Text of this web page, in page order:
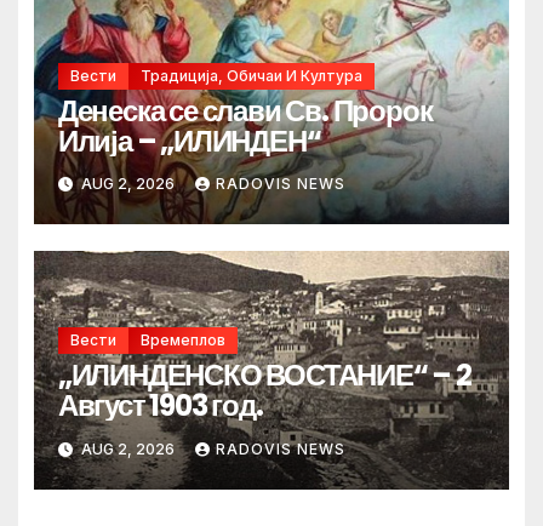
Вести Традиција, Обичаи И Култура
Денеска се слави Св. Пророк
Илија – „ИЛИНДЕН“
AUG 2, 2026 RADOVIS NEWS
Вести Времеплов
„ИЛИНДЕНСКО ВОСТАНИЕ“ – 2
Август 1903 год.
AUG 2, 2026 RADOVIS NEWS